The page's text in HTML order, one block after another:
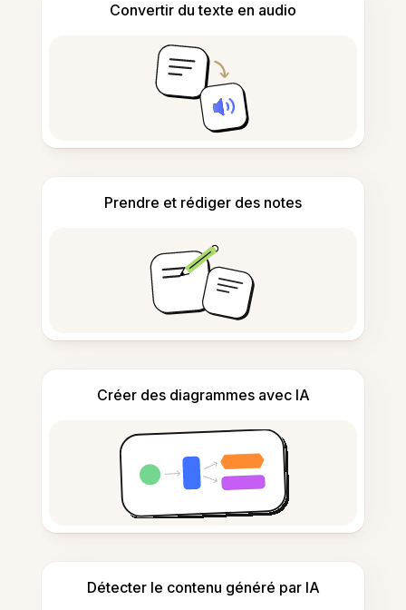
Convertir du texte en audio
Prendre et rédiger des notes
Créer des diagrammes avec IA
Détecter le contenu généré par IA